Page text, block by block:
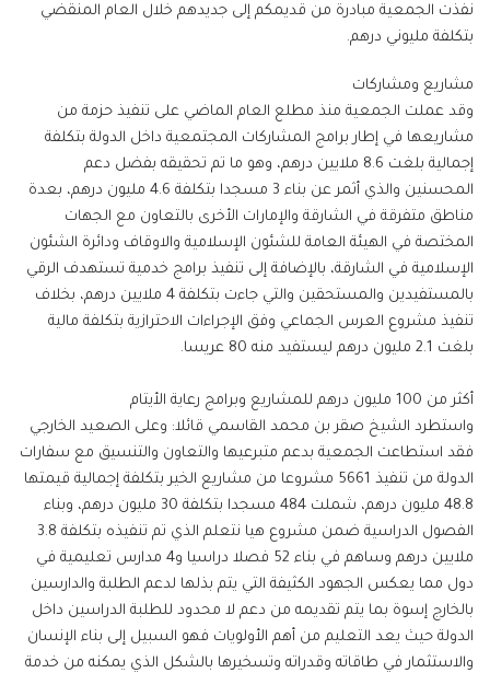
نفذت الجمعية مبادرة من قديمكم إلى جديدهم خلال العام المنقضي
بتكلفة مليوني درهم.
مشاريع ومشاركات
وقد عملت الجمعية منذ مطلع العام الماضي على تنفيذ حزمة من
مشاريعها في إطار برامج المشاركات المجتمعية داخل الدولة بتكلفة
إجمالية بلغت 8.6 ملايين درهم، وهو ما تم تحقيقه بفضل دعم
المحسنين والذي أثمر عن بناء 3 مسجدا بتكلفة 4.6 مليون درهم، بعدة
مناطق متفرقة في الشارقة والإمارات الأخرى بالتعاون مع الجهات
المختصة في الهيئة العامة للشئون الإسلامية والاوقاف ودائرة الشئون
الإسلامية في الشارقة، بالإضافة إلى تنفيذ برامج خدمية تستهدف الرقي
بالمستفيدين والمستحقين والتي جاءت بتكلفة 4 ملايين درهم، بخلاف
تنفيذ مشروع العرس الجماعي وفق الإجراءات الاحترازية بتكلفة مالية
بلغت 2.1 مليون درهم ليستفيد منه 80 عريسا.
أكثر من 100 مليون درهم للمشاريع وبرامج رعاية الأيتام
واستطرد الشيخ صقر بن محمد القاسمي قائلا: وعلى الصعيد الخارجي
فقد استطاعت الجمعية بدعم متبرعيها والتعاون والتنسيق مع سفارات
الدولة من تنفيذ 5661 مشروعا من مشاريع الخير بتكلفة إجمالية قيمتها
48.8 مليون درهم، شملت 484 مسجدا بتكلفة 30 مليون درهم، وبناء
الفصول الدراسية ضمن مشروع هيا نتعلم الذي تم تنفيذه بتكلفة 3.8
ملايين درهم وساهم في بناء 52 فصلا دراسيا و4 مدارس تعليمية في
دول مما يعكس الجهود الكثيفة التي يتم بذلها لدعم الطلبة والدارسين
بالخارج إسوة بما يتم تقديمه من دعم لا محدود للطلبة الدراسين داخل
الدولة حيث يعد التعليم من أهم الأولويات فهو السبيل إلى بناء الإنسان
والاستثمار في طاقاته وقدراته وتسخيرها بالشكل الذي يمكنه من خدمة